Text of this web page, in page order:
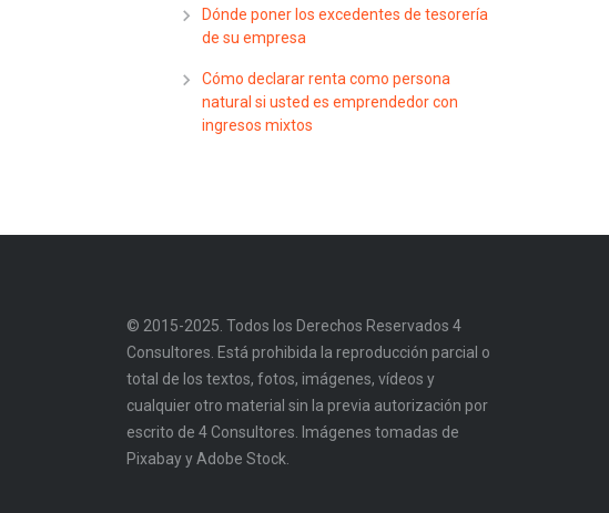
Dónde poner los excedentes de tesorería
de su empresa
Cómo declarar renta como persona
natural si usted es emprendedor con
ingresos mixtos
© 2015-2025. Todos los Derechos Reservados 4
Consultores. Está prohibida la reproducción parcial o
total de los textos, fotos, imágenes, vídeos y
cualquier otro material sin la previa autorización por
escrito de 4 Consultores. Imágenes tomadas de
Pixabay y Adobe Stock.